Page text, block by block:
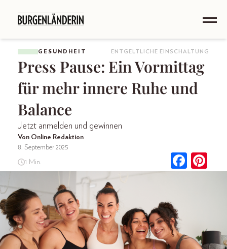
GESUNDHEIT ENTGELTLICHE EINSCHALTUNG
Press Pause: Ein Vormittag
für mehr innere Ruhe und
Balance
Jetzt anmelden und gewinnen
Von Online Redaktion
8. September 2025
1 Min.